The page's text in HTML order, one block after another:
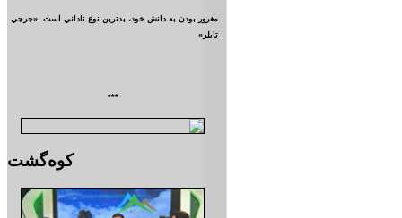
مغرور بودن به دانش خود، بدترين نوع ناداني است. «جرجي
تايلر»
***
کوه‌گشت